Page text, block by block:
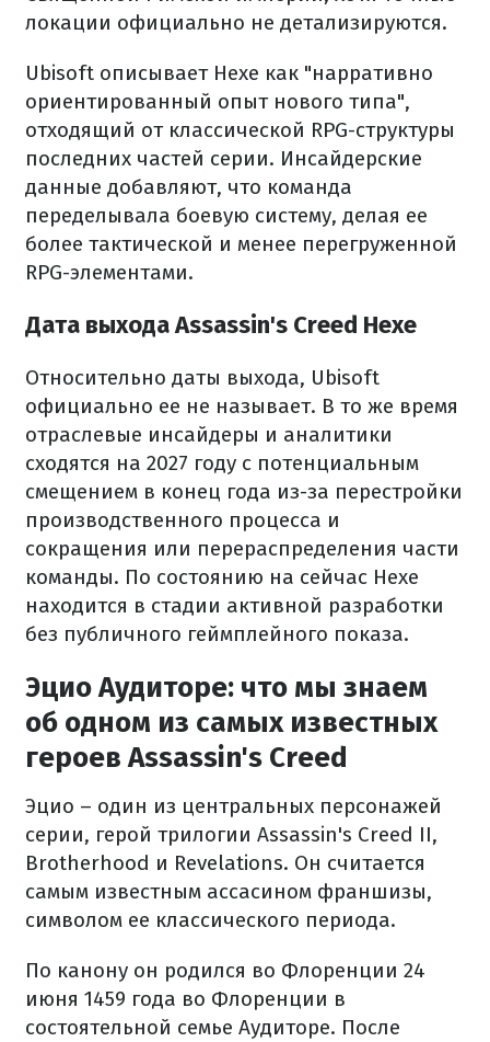
локации официально не детализируются.
Ubisoft описывает Hexe как "нарративно
ориентированный опыт нового типа",
отходящий от классической RPG-структуры
последних частей серии. Инсайдерские
данные добавляют, что команда
переделывала боевую систему, делая ее
более тактической и менее перегруженной
RPG-элементами.
Дата выхода Assassin's Creed Hexe
Относительно даты выхода, Ubisoft
официально ее не называет. В то же время
отраслевые инсайдеры и аналитики
сходятся на 2027 году с потенциальным
смещением в конец года из-за перестройки
производственного процесса и
сокращения или перераспределения части
команды. По состоянию на сейчас Hexe
находится в стадии активной разработки
без публичного геймплейного показа.
Эцио Аудиторе: что мы знаем
об одном из самых известных
героев Assassin's Creed
Эцио – один из центральных персонажей
серии, герой трилогии Assassin's Creed II,
Brotherhood и Revelations. Он считается
самым известным ассасином франшизы,
символом ее классического периода.
По канону он родился во Флоренции 24
июня 1459 года во Флоренции в
состоятельной семье Аудиторе. После